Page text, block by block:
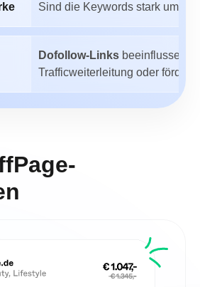
Sind die Keywords stark
Dofollow-Links beeinflussen
Trafficweiterleitung oder